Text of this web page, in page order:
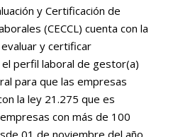
y Certificación de
(CECCL) cuenta con la
y certificar
perfil laboral de gestor(a)
para que las empresas
la ley 21.275 que es
con más de 100